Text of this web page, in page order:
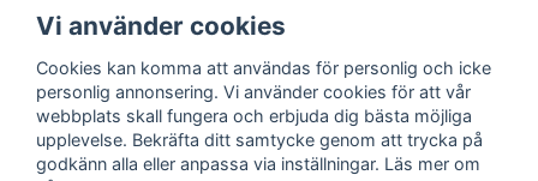
Om Utklasad
Team Utklasad
Recensera och vinn
Öppettider Lagershop
Jobba hos oss
Returer
Villkor & Policy
Vi använder cookies
Cookies kan komma att användas för personlig och icke
personlig annonsering. Vi använder cookies för att vår
webbplats skall fungera och erbjuda dig bästa möjliga
upplevelse. Bekräfta ditt samtycke genom att trycka på
godkänn alla eller anpassa via inställningar. Läs mer om